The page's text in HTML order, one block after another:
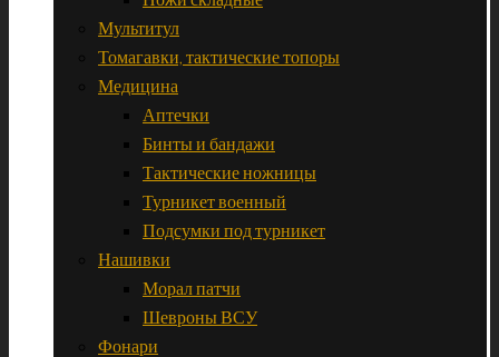
Мультитул
Томагавки, тактические топоры
Медицина
Аптечки
Бинты и бандажи
Тактические ножницы
Турникет военный
Подсумки под турникет
Нашивки
Морал патчи
Шевроны ВСУ
Фонари